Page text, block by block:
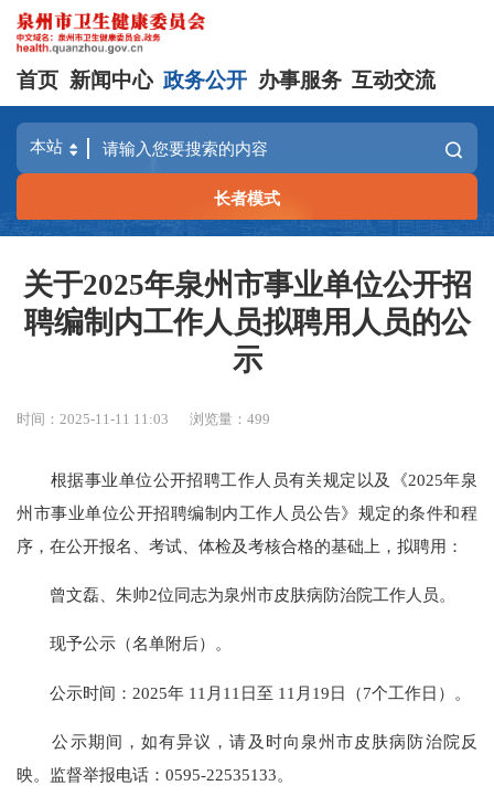
首页 新闻中心 政务公开 办事服务 互动交流
长者模式
关于2025年泉州市事业单位公开招
聘编制内工作人员拟聘用人员的公
示
时间：2025-11-11 11:03 浏览量：499
根据事业单位公开招聘工作人员有关规定以及《2025年泉
州市事业单位公开招聘编制内工作人员公告》规定的条件和程
序，在公开报名、考试、体检及考核合格的基础上，拟聘用：
曾文磊、朱帅2位同志为泉州市皮肤病防治院工作人员。
现予公示（名单附后）。
公示时间：2025年 11月11日至 11月19日（7个工作日）。
公示期间，如有异议，请及时向泉州市皮肤病防治院反
映。监督举报电话：0595-22535133。